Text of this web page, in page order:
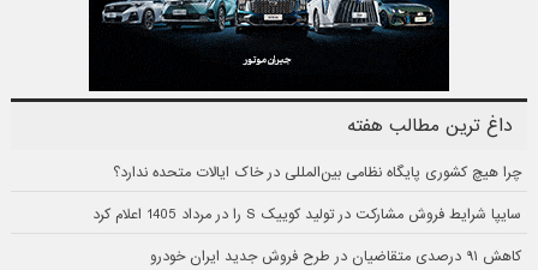
داغ ترین مطالب هفته
چرا هیچ کشوری پایگاه نظامی بین‌المللی در خاک ایالات متحده ندارد؟
سایپا شرایط فروش مشارکت در تولید کوییک S را در مرداد 1405 اعلام کرد
کاهش ۹۱ درصدی متقاضیان در طرح فروش جدید ایران خودرو